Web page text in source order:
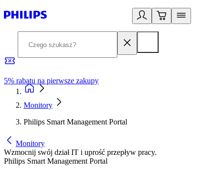
5% rabatu na pierwsze zakupy
Monitory
Philips Smart Management Portal
Monitory
Wzmocnij swój dział IT i uprość przepływ pracy.
Philips Smart Management Portal